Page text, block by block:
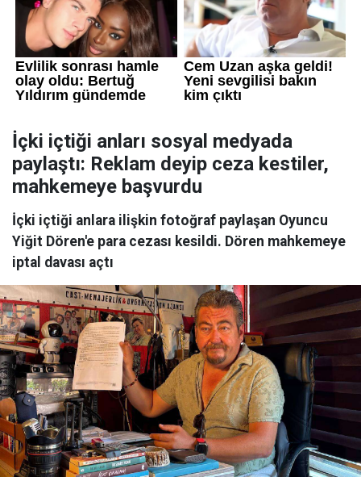
İçki içtiği anları sosyal medyada
paylaştı: Reklam deyip ceza kestiler,
mahkemeye başvurdu
İçki içtiği anlara ilişkin fotoğraf paylaşan Oyuncu
Yiğit Dören'e para cezası kesildi. Dören mahkemeye
iptal davası açtı